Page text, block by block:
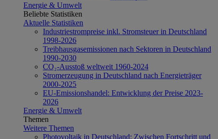
Energie & Umwelt
Beliebte Statistiken
Aktuelle Statistiken
Industriestrompreise inkl. Stromsteuer in Deutschland
1998-2026
Treibhausgasemissionen nach Sektoren in Deutschland
1990-2030
CO₂-Ausstoß weltweit 1960-2024
Stromerzeugung in Deutschland nach Energieträger
2000-2025
EU-Emissionshandel: Entwicklung der Preise 2023-
2026
Energie & Umwelt
Themen
Weitere Themen
Photovoltaik in Deutschland: Zwischen Fortschritt und